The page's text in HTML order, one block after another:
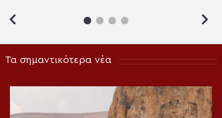
Τα σημαντικότερα νέα